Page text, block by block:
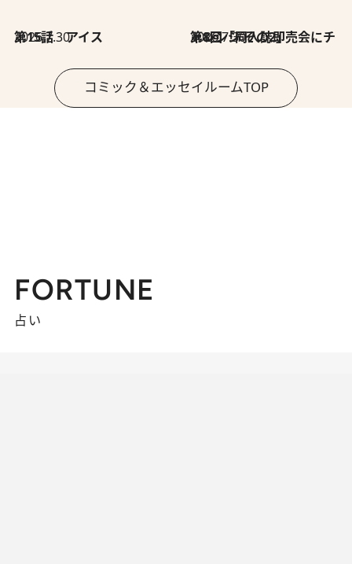
2026.7.30
第15話 アイス 2026.7.30
第8回「同人誌即売会にチャレンジ その2」
コミック＆エッセイルームTOP
FORTUNE
占い